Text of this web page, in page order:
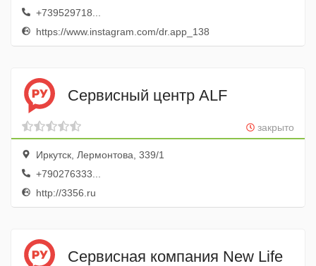
+739529718...
https://www.instagram.com/dr.app_138
Сервисный центр ALF
закрыто
Иркутск, Лермонтова, 339/1
+790276333...
http://3356.ru
Сервисная компания New Life